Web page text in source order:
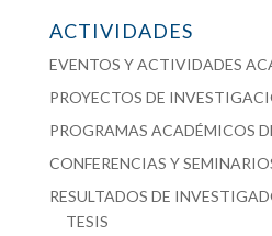
ACTIVIDADES
EVENTOS Y ACTIVIDADES
PROYECTOS DE
PROGRAMAS ACADÉMICOS
CONFERENCIAS Y
RESULTADOS DE
TESIS